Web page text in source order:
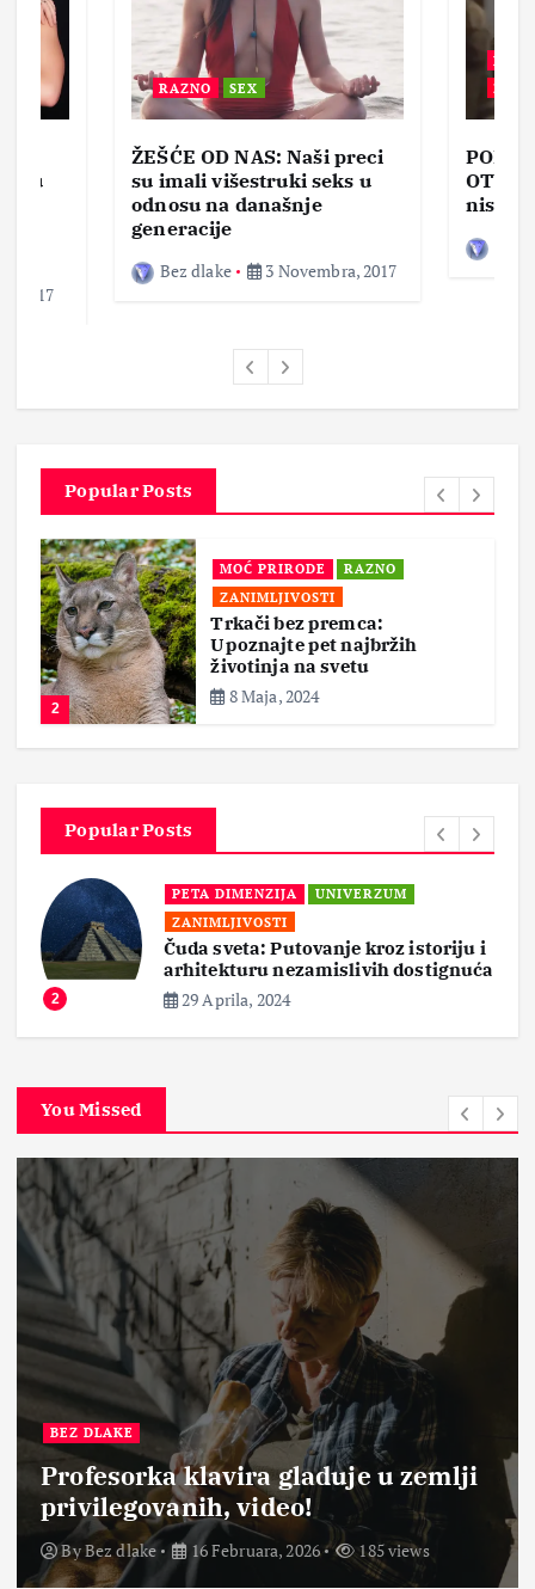
u
2017
RAZNO SEX
ŽEŠĆE OD NAS: Naši preci
su imali višestruki seks u
odnosu na današnje
generacije
Bez dlake 3 Novembra, 2017
BEZ
nisam
Popular Posts
2
MOĆ PRIRODE
RAZNO
ZANIMLJIVOSTI
Trkači bez premca:
Upoznajte pet najbržih
životinja na svetu
8 Maja, 2024
Popular Posts
2
PETA DIMENZIJA
UNIVERZUM
ZANIMLJIVOSTI
Čuda sveta: Putovanje kroz istoriju i
arhitekturu nezamislivih dostignuća
29 Aprila, 2024
You Missed
BEZ DLAKE
Profesorka klavira gladuje u zemlji
privilegovanih, video!
ByBez dlake 16 Februara, 2026 185 views